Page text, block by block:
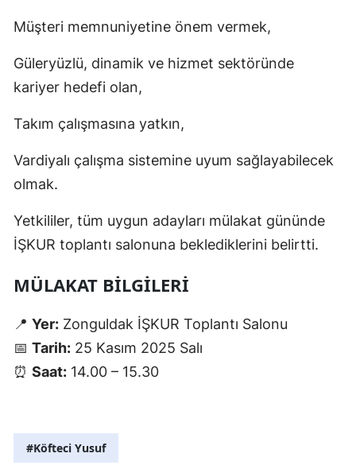
Müşteri memnuniyetine önem vermek,
Güleryüzlü, dinamik ve hizmet sektöründe
kariyer hedefi olan,
Takım çalışmasına yatkın,
Vardiyalı çalışma sistemine uyum sağlayabilecek
olmak.
Yetkililer, tüm uygun adayları mülakat gününde
İŞKUR toplantı salonuna beklediklerini belirtti.
MÜLAKAT BILGILERI
📍 Yer: Zonguldak İŞKUR Toplantı Salonu
📅 Tarih: 25 Kasım 2025 Salı
⏰ Saat: 14.00 – 15.30
#Köfteci Yusuf